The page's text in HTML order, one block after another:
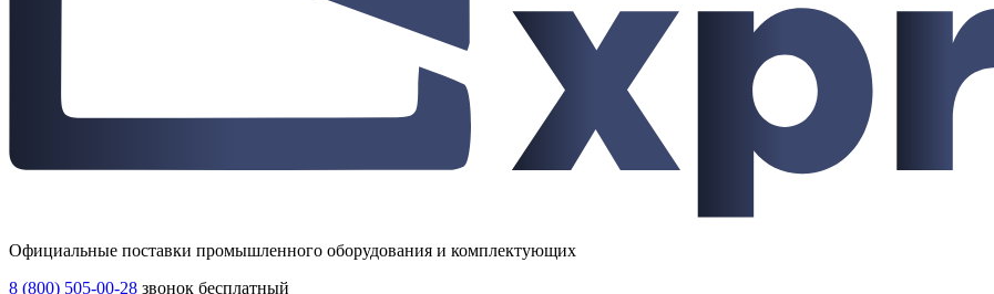
Официальные поставки промышленного оборудования и комплектующих
8 (800) 505-00-28 звонок бесплатный